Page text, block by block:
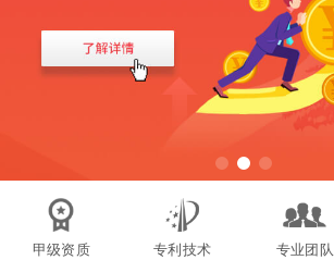
甲级资质 专利技术 专业团队